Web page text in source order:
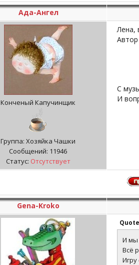
Ада-Ангел
Конченый Капучинщик
Группа: Хозяйка Чашки
Сообщений: 11946
Статус: Отсутствует
Лена,
С
И
Gena-Kroko
Quote
И мы
Всё